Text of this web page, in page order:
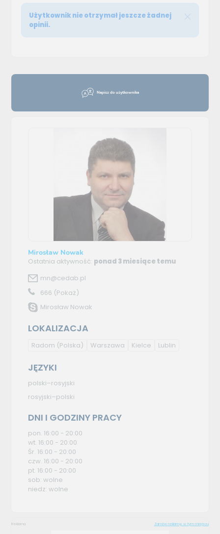
Napisz do użytkownika
Mirosław Nowak
Ostatnia aktywność: ponad 3 miesiące temu
mn@cedab.pl
666 (Pokaż)
Mirosław Nowak
LOKALIZACJA
Radom (Polska) Warszawa Kielce Lublin
JĘZYKI
polski–rosyjski
rosyjski–polski
DNI I GODZINY PRACY
pon. 16:00 - 20:00
wt. 16:00 - 20:00
Śr. 16:00 - 20:00
czw. 16:00 - 20:00
pt. 16:00 - 20:00
sob: wolne
niedz: wolne
Reklama Zamów reklamę w tym miejscu
Użytkownik nie otrzymał jeszcze żadnej
opinii.